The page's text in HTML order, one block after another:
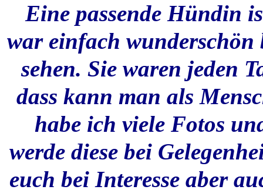
Eine passende Hündin
war einfach wunderschön
sehen. Sie waren jeden
dass kann man als
habe ich viele Fotos
werde diese bei
euch bei Interesse aber